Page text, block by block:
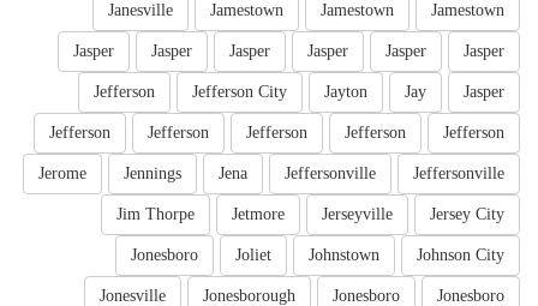
Jamestown
Jamestown
Jamestown
Janesville
Jasper
Jasper
Jasper
Jasper
Jasper
Jasper
Jasper
Jay
Jayton
Jefferson City
Jefferson
Jefferson
Jefferson
Jefferson
Jefferson
Jefferson
Jeffersonville
Jeffersonville
Jena
Jennings
Jerome
Jersey City
Jerseyville
Jetmore
Jim Thorpe
Johnson City
Johnstown
Joliet
Jonesboro
Jonesboro
Jonesboro
Jonesborough
Jonesville